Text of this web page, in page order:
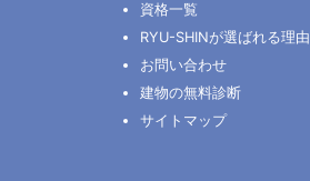
資格一覧
RYU-SHINが選ばれる理由
お問い合わせ
建物の無料診断
サイトマップ